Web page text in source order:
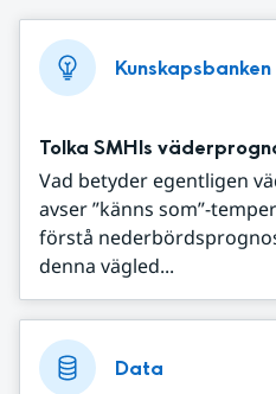
Kunskapsbanken
Tolka SMHIs
Vad betyder egentligen
avser ”känns som”-
förstå
denna vägled...
Data